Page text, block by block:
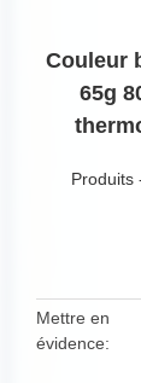
Couleur
65g
Produits
Mettre en
évidence